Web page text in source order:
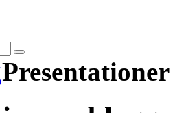
Presentationer